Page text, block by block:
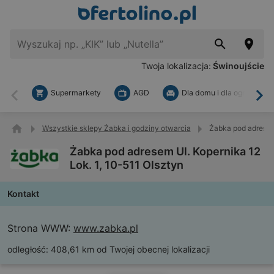
Twoja lokalizacja: Świnoujście
Wstecz
Supermarkety AGD Dla domu i dla ogrodu
Wszystkie sklepy Żabka i godziny otwarcia Żabka pod
Żabka pod adresem Ul. Kopernika 12
Lok. 1, 10-511 Olsztyn
Kontakt
Strona WWW: www.zabka.pl
odległość: 408,61 km od Twojej obecnej lokalizacji